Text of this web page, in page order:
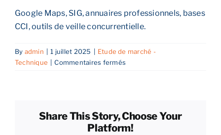
Blog
Nos offres
Reprendre son entreprise en 12 mois
Google Maps, SIG, annuaires professionnels, bases
CCI, outils de veille concurrentielle.
By admin | 1 juillet 2025 | Etude de marché -
Technique | Commentaires ferméssur
réaliser
une
Share This Story, Choose Your
Platform!